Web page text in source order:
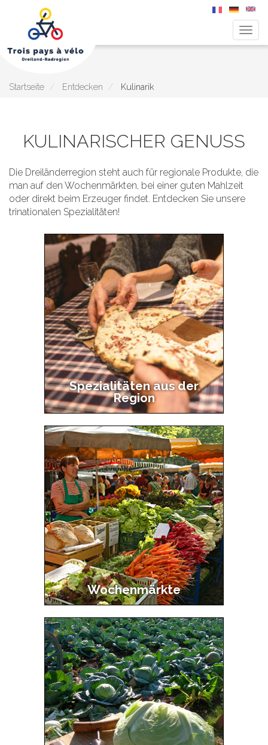
Direkt
Startseite Entdecken Kulinarik
KULINARISCHER GENUSS
Die Dreiländerregion steht auch für regionale Produkte, die
man auf den Wochenmärkten, bei einer guten Mahlzeit
oder direkt beim Erzeuger findet. Entdecken Sie unsere
trinationalen Spezialitäten!
navigation
Spezialitäten aus der
Region
Wochenmärkte